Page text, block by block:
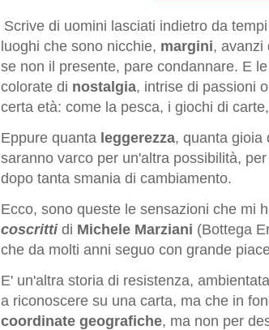
Scrive di uomini lasciati indietro da
luoghi che sono nicchie, margini, avanzi
se non il presente, pare condannare. E
colorate di nostalgia, intrise di passioni
certa età: come la pesca, i giochi di
Eppure quanta leggerezza, quanta gioia
saranno varco per un'altra possibilità,
dopo tanta smania di cambiamento.
Ecco, sono queste le sensazioni che mi
coscrittidi Michele Marziani (Bottega
che da molti anni seguo con grande
E' un'altra storia di resistenza,
a riconoscere su una carta, ma che in
coordinate geografiche, ma non per